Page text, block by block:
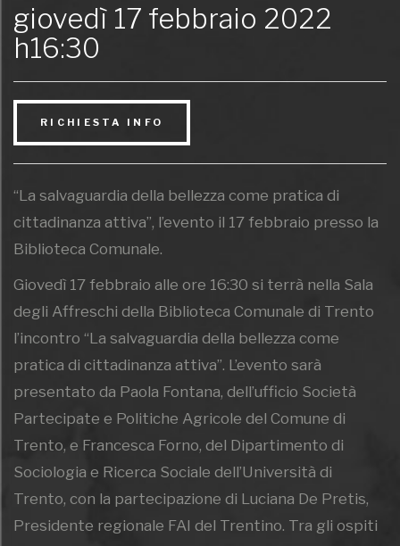
giovedì 17 febbraio 2022
h16:30
RICHIESTA INFO
“La salvaguardia della bellezza come pratica di
cittadinanza attiva”, l’evento il 17 febbraio presso la
Biblioteca Comunale.
Giovedì 17 febbraio alle ore 16:30 si terrà nella Sala
degli Affreschi della Biblioteca Comunale di Trento
l’incontro “La salvaguardia della bellezza come
pratica di cittadinanza attiva”. L’evento sarà
presentato da Paola Fontana, dell’ufficio Società
Partecipate e Politiche Agricole del Comune di
Trento, e Francesca Forno, del Dipartimento di
Sociologia e Ricerca Sociale dell’Università di
Trento, con la partecipazione di Luciana De Pretis,
Presidente regionale FAI del Trentino. Tra gli ospiti